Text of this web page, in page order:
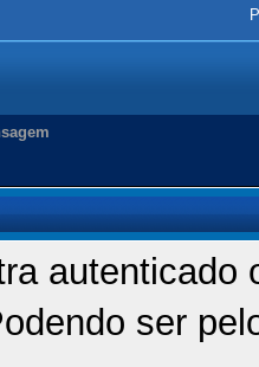
autenticado
ser